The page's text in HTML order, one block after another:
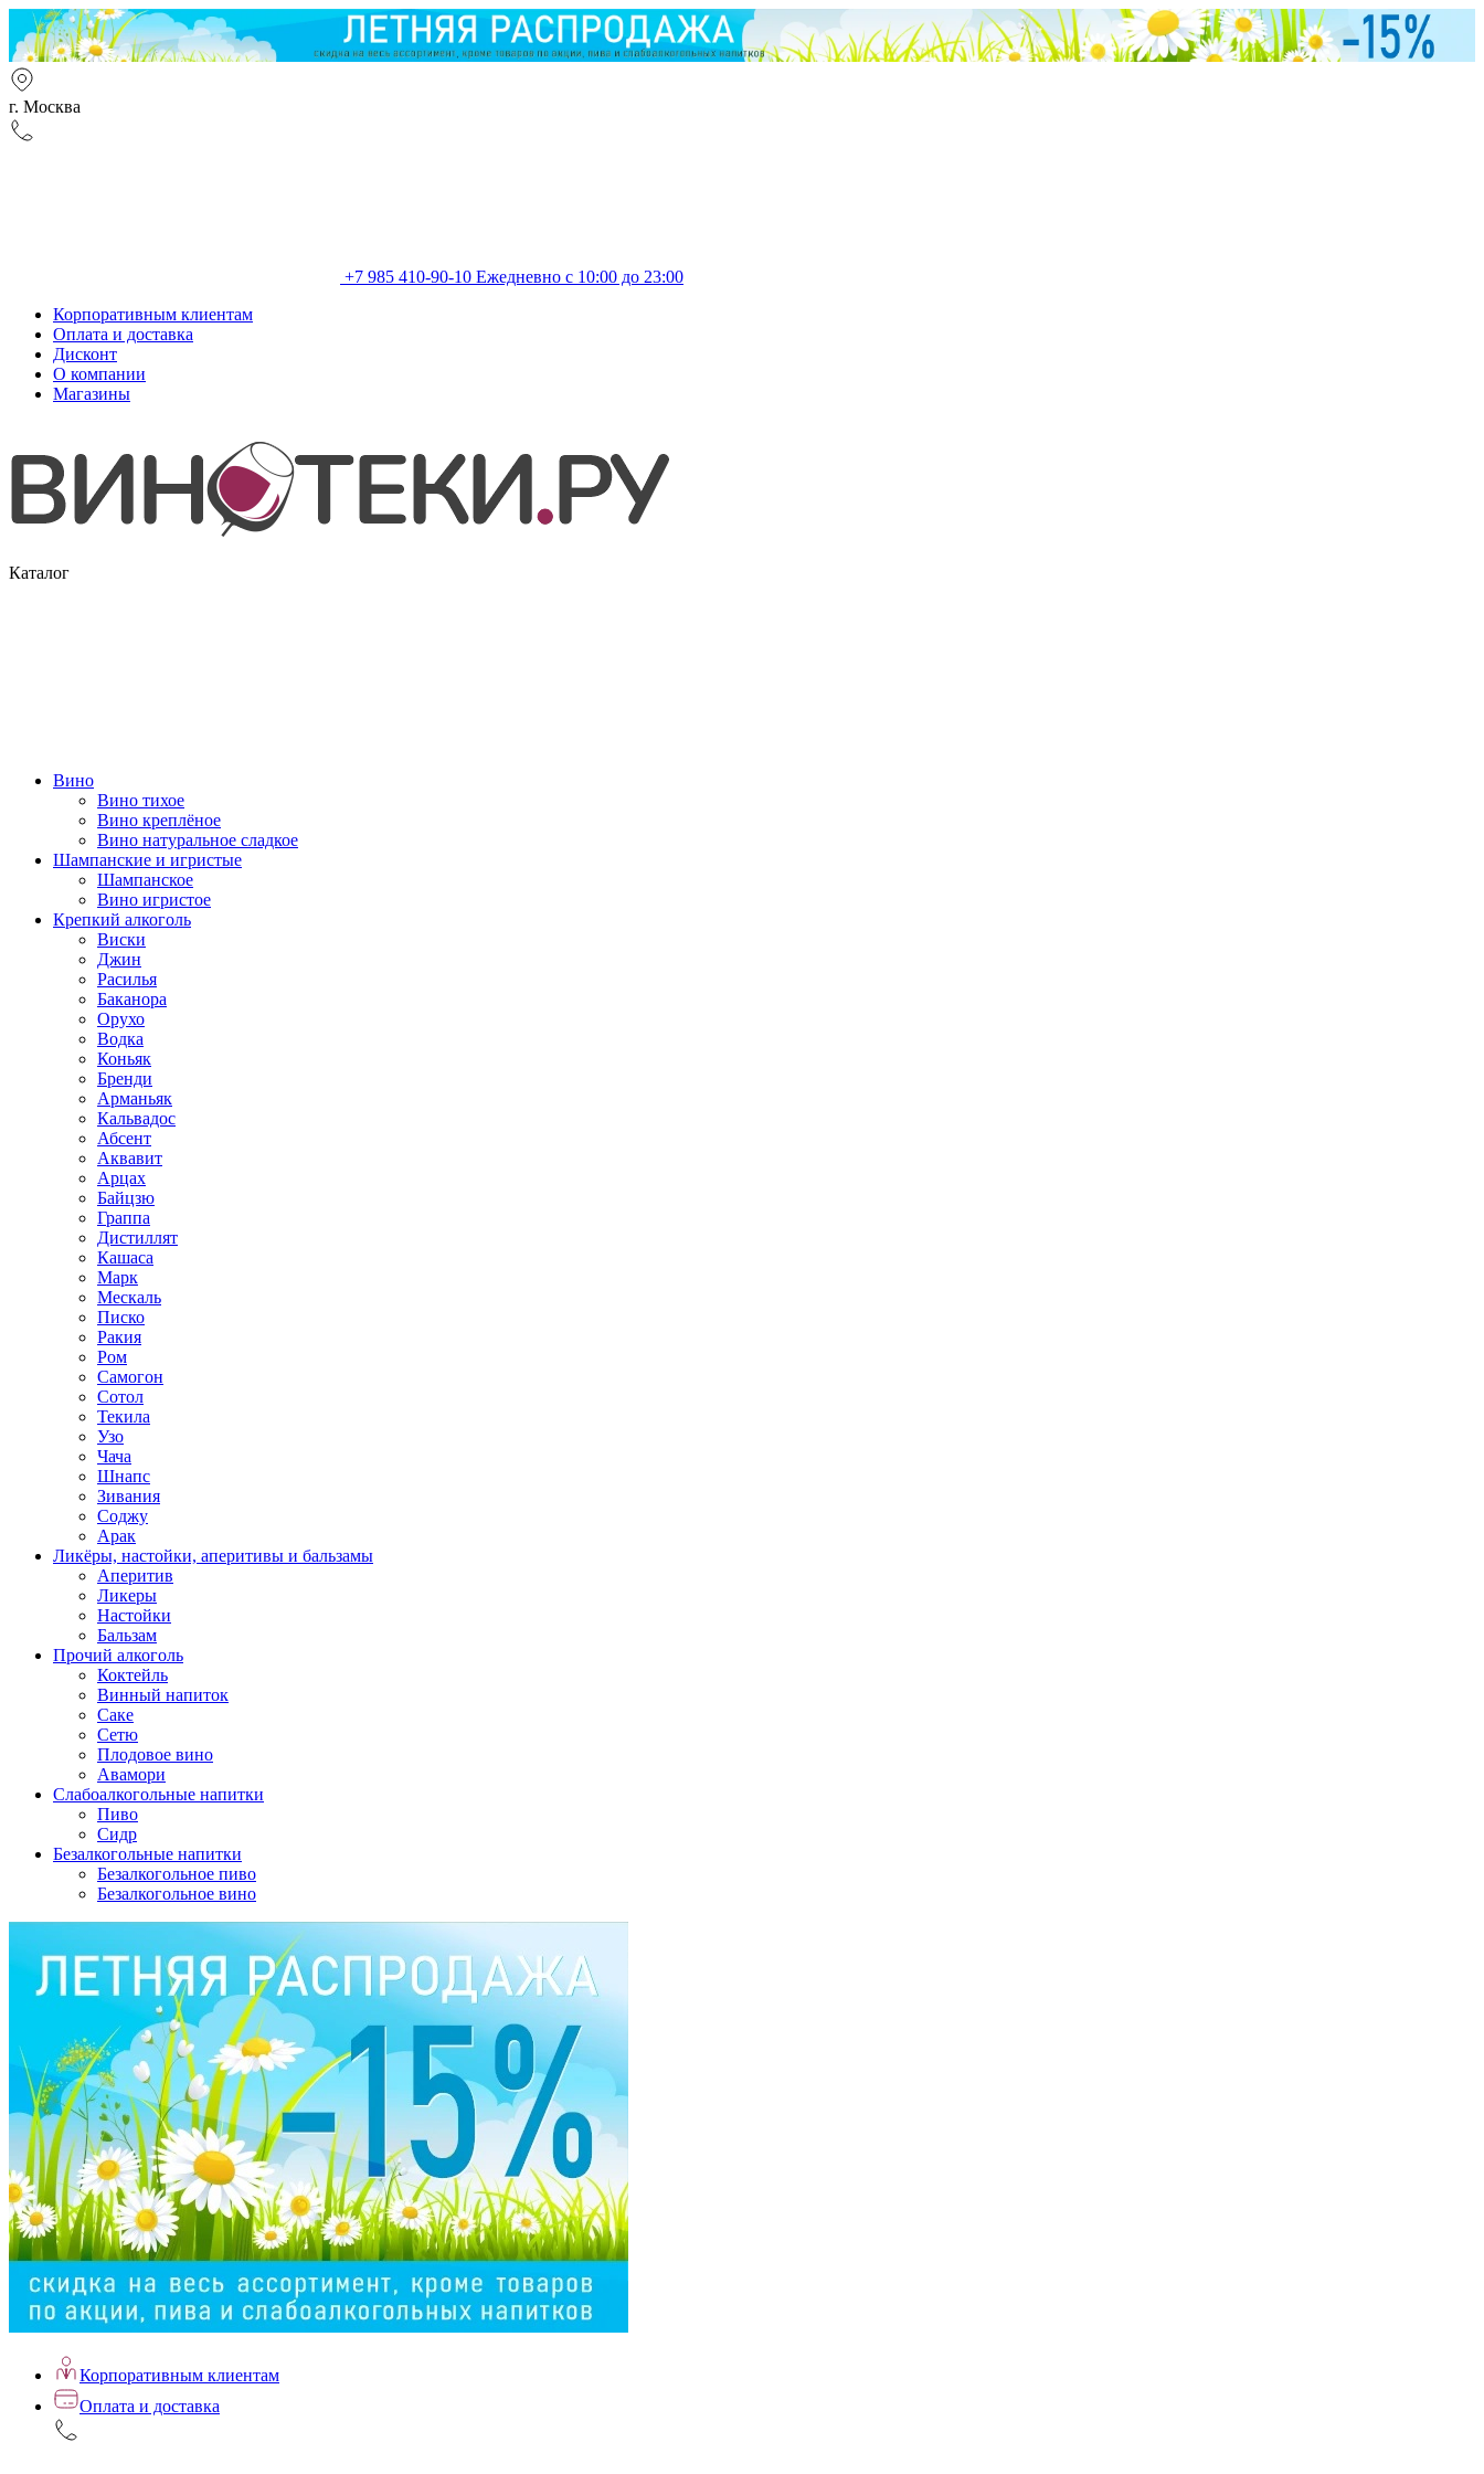
г. Москва
+7 985 410-90-10 Ежедневно с 10:00 до 23:00
Корпоративным клиентам
Оплата и доставка
Дисконт
О компании
Магазины
Каталог
Вино
Вино тихое
Вино креплёное
Вино натуральное сладкое
Шампанские и игристые
Шампанское
Вино игристое
Крепкий алкоголь
Виски
Джин
Расилья
Баканора
Орухо
Водка
Коньяк
Бренди
Арманьяк
Кальвадос
Абсент
Аквавит
Арцах
Байцзю
Граппа
Дистиллят
Кашаса
Марк
Мескаль
Писко
Ракия
Ром
Самогон
Сотол
Текила
Узо
Чача
Шнапс
Зивания
Соджу
Арак
Ликёры, настойки, аперитивы и бальзамы
Аперитив
Ликеры
Настойки
Бальзам
Прочий алкоголь
Коктейль
Винный напиток
Саке
Сетю
Плодовое вино
Авамори
Слабоалкогольные напитки
Пиво
Сидр
Безалкогольные напитки
Безалкогольное пиво
Безалкогольное вино
Корпоративным клиентам
Оплата и доставка